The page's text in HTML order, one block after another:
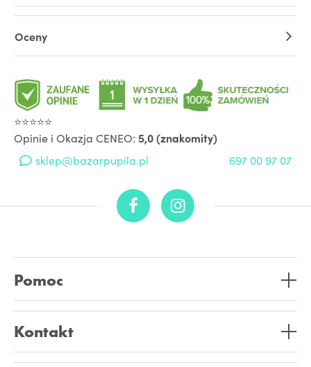
Oceny
⭐⭐⭐⭐⭐
Opinie i Okazja CENEO: 5,0 (znakomity)
sklep@bazarpupila.pl
697 00 97 07
Pomoc
Kontakt